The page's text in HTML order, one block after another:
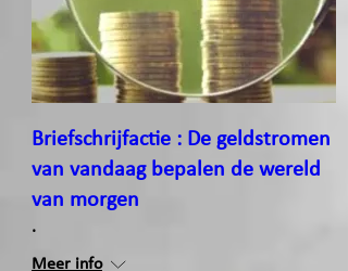
Briefschrijfactie : De geldstromen
van vandaag bepalen de wereld
van morgen
.
Meer info